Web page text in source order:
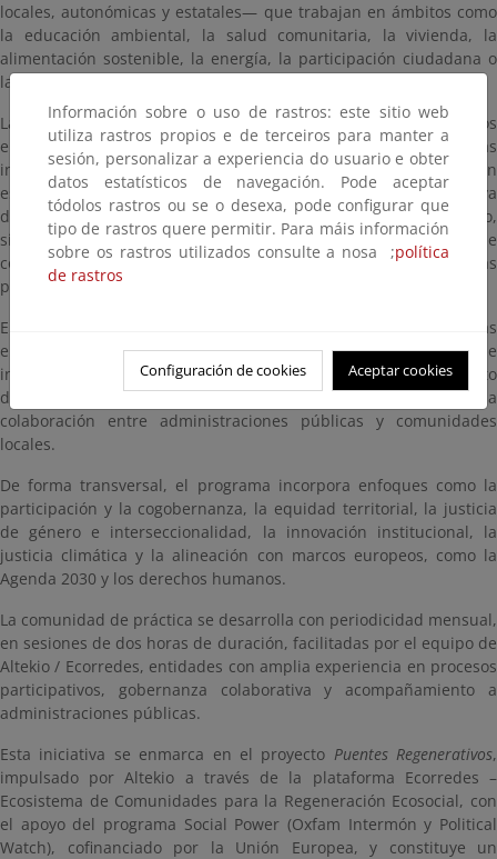
locales, autonómicas y estatales— que trabajan en ámbitos como
la educación ambiental, la salud comunitaria, la vivienda, la
alimentación sostenible, la energía, la participación ciudadana o
la restauración ecológica.
La actividad se concibe como una serie de encuentros temáticos
en formato online, que combinan la presentación de experiencias
inspiradoras desarrolladas desde distintas administraciones con
espacios de diálogo, reflexión compartida y construcción colectiva
de conocimiento. No se trata de un ciclo de conferencias al uso,
sino de un proceso participativo basado en el enfoque de
comunidades de práctica, donde la experiencia profesional de las
personas participantes es el principal recurso de aprendizaje.
El programa se estructura en seis sesiones sectoriales, centradas
en ámbitos clave para la transición ecosocial, y una sesión final de
integración, en la que se sintetizan los aprendizajes del conjunto
del proceso y se elaboran recomendaciones para mejorar la
colaboración entre administraciones públicas y comunidades
locales.
De forma transversal, el programa incorpora enfoques como la
participación y la cogobernanza, la equidad territorial, la justicia
de género e interseccionalidad, la innovación institucional, la
justicia climática y la alineación con marcos europeos, como la
Agenda 2030 y los derechos humanos.
La comunidad de práctica se desarrolla con periodicidad mensual,
en sesiones de dos horas de duración, facilitadas por el equipo de
Altekio / Ecorredes, entidades con amplia experiencia en procesos
participativos, gobernanza colaborativa y acompañamiento a
administraciones públicas.
Esta iniciativa se enmarca en el proyecto Puentes Regenerativos,
impulsado por Altekio a través de la plataforma Ecorredes –
Ecosistema de Comunidades para la Regeneración Ecosocial, con
el apoyo del programa Social Power (Oxfam Intermón y Political
Watch), cofinanciado por la Unión Europea, y constituye un
Información sobre o uso de rastros: este sitio web
utiliza rastros propios e de terceiros para manter a
sesión, personalizar a experiencia do usuario e obter
datos estatísticos de navegación. Pode aceptar
tódolos rastros ou se o desexa, pode configurar que
tipo de rastros quere permitir. Para máis información
sobre os rastros utilizados consulte a nosa ;política
de rastros
Configuración de cookies Aceptar cookies